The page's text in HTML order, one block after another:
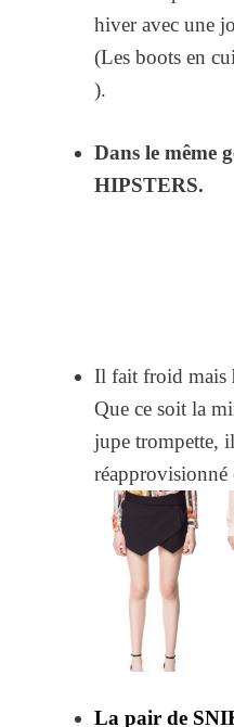
hiver avec une
(Les boots en
).
Dans le même
HIPSTERS.
Il fait froid mais
Que ce soit la
jupe trompette,
réapprovisionné
La pair de